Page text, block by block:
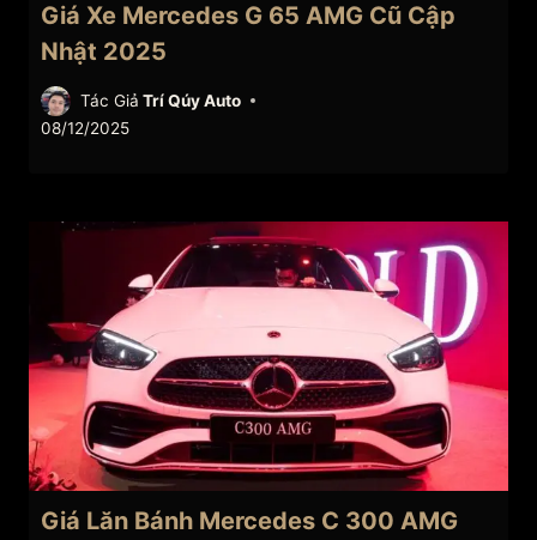
Giá Xe Mercedes G 65 AMG Cũ Cập
Nhật 2025
Tác Giả Trí Qúy Auto
08/12/2025
Giá Lăn Bánh Mercedes C 300 AMG